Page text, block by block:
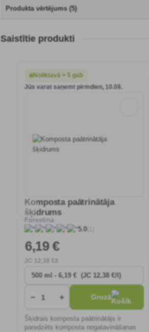
Produkta vērtējums (5)
Saistītie produkti
Noliktavā > 5 gab
Jūs varat saņemt pirmdien, 10.08.
Komposta paātrinātāja
šķidrums
Forestina
5.0(1)
6,19 €
12
− + Grozā
Šķidrais komposta paātrinātājs ir
paredzēts komposta nogatavināšanas